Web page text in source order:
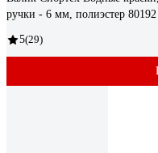
ручки - 6 мм, полиэстер 80192
5(29)